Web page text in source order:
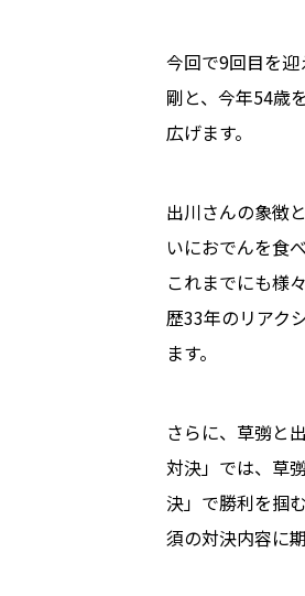
今回で9回目を
剛と、今年54歳
広げます。
出川さんの象徴
いにおでんを食
これまでにも様
歴33年のリアク
ます。
さらに、草彅と
対決」では、草
決」で勝利を掴
須の対決内容に